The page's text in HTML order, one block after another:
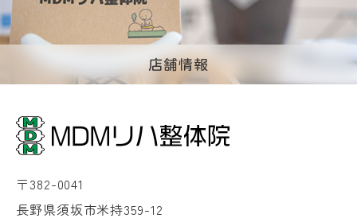
店舗情報
〒382-0041
長野県須坂市米持359-12